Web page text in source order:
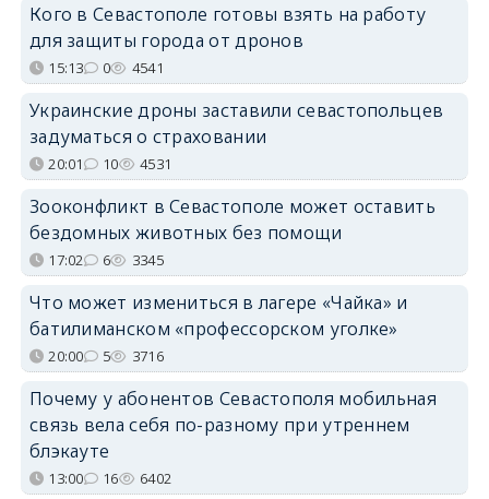
Кого в Севастополе готовы взять на работу
для защиты города от дронов
15:13 0 4541
Украинские дроны заставили севастопольцев
задуматься о страховании
20:01 10 4531
Зооконфликт в Севастополе может оставить
бездомных животных без помощи
17:02 6 3345
Что может измениться в лагере «Чайка» и
батилиманском «профессорском уголке»
20:00 5 3716
Почему у абонентов Севастополя мобильная
связь вела себя по-разному при утреннем
блэкауте
13:00 16 6402